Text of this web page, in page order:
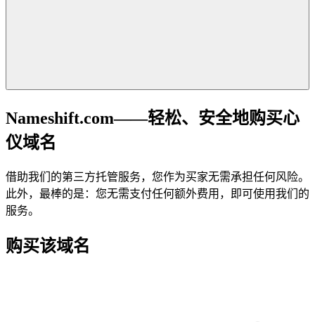
Nameshift.com——轻松、安全地购买心
仪域名
借助我们的第三方托管服务，您作为买家无需承担任何风险。
此外，最棒的是：您无需支付任何额外费用，即可使用我们的
服务。
购买该域名